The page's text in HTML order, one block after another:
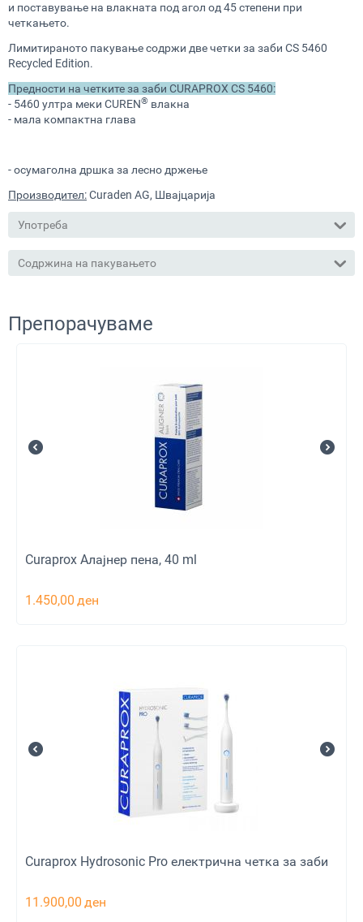
и поставување на влакната под агол од 45 степени при
четкањето.
Лимитираното пакување содржи две четки за заби CS 5460
Recycled Edition.
Предности на четките за заби CURAPROX CS 5460:
- 5460 ултра меки CUREN® влакна
- мала компактна глава
- осумаголна дршка за лесно држење
Производител:Curaden AG, Швајцарија
Употреба
Содржина на пакувањето
Препорачуваме
Curaprox Aлајнер пена, 40 ml
1.450,00 ден
Curaprox Hydrosonic Pro електрична четка за заби
11.900,00 ден